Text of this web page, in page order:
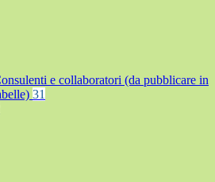
e collaboratori (da pubblicare in
31